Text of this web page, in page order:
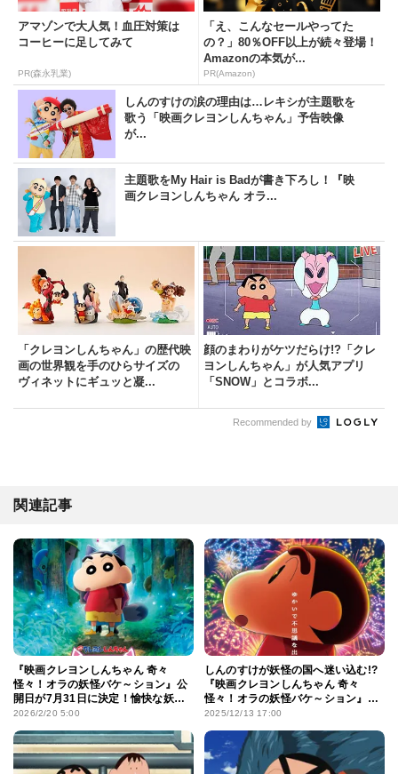
アマゾンで大人気！血圧対策は
コーヒーに足してみて
PR(森永乳業)
「え、こんなセールやってた
の？」80％OFF以上が続々登場！
Amazonの本気が...
PR(Amazon)
しんのすけの涙の理由は…レキシが主題歌を
歌う「映画クレヨンしんちゃん」予告映像
が...
主題歌をMy Hair is Badが書き下ろし！『映
画クレヨンしんちゃん オラ...
「クレヨンしんちゃん」の歴代映
画の世界観を手のひらサイズの
ヴィネットにギュッと凝...
顔のまわりがケツだらけ!?「クレ
ヨンしんちゃん」が人気アプリ
「SNOW」とコラボ...
Recommended by
関連記事
『映画クレヨンしんちゃん 奇々
怪々！オラの妖怪バケ～ション』公
開日が7月31日に決定！愉快な妖怪
たちが盛りだくさんの予告映像解禁
2026/2/20 5:00
しんのすけが妖怪の国へ迷い込む!?
『映画クレヨンしんちゃん 奇々
怪々！オラの妖怪バケ～ション』
2026年夏休み公開
2025/12/13 17:00